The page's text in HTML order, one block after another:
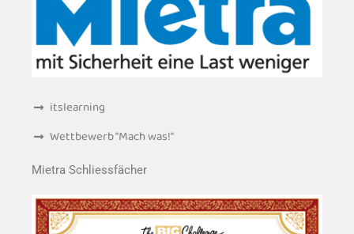
itslearning
Wettbewerb "Mach was!"
Mietra Schliessfächer